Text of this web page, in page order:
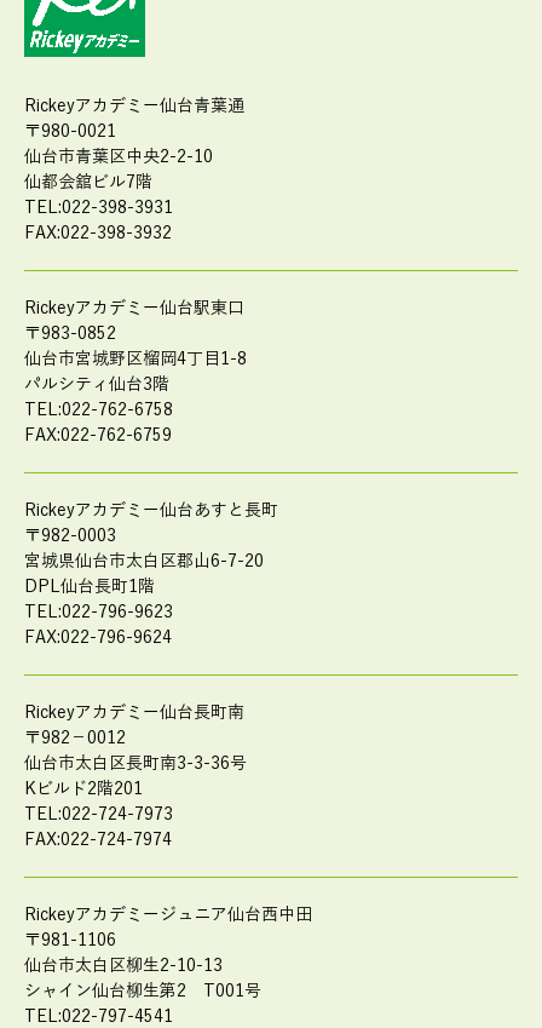
Rickeyアカデミー仙台青葉通
〒980-0021
仙台市青葉区中央2-2-10
仙都会舘ビル7階
TEL:022-398-3931
FAX:022-398-3932
Rickeyアカデミー仙台駅東口
〒983-0852
仙台市宮城野区榴岡4丁目1-8
パルシティ仙台3階
TEL:022-762-6758
FAX:022-762-6759
Rickeyアカデミー仙台あすと長町
〒982-0003
宮城県仙台市太白区郡山6-7-20
DPL仙台長町1階
TEL:022-796-9623
FAX:022-796-9624
Rickeyアカデミー仙台長町南
〒982－0012
仙台市太白区長町南3-3-36号
Kビルド2階201
TEL:022-724-7973
FAX:022-724-7974
Rickeyアカデミージュニア仙台西中田
〒981-1106
仙台市太白区柳生2-10-13
シャイン仙台柳生第2 T001号
TEL:022-797-4541